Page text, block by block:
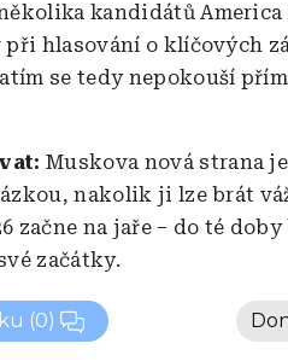
kandidátů
hlasování o klíčových
se tedy nepokouší
Muskova nová strana
nakolik ji lze brát
začne na jaře – do té
začátky.
(0)